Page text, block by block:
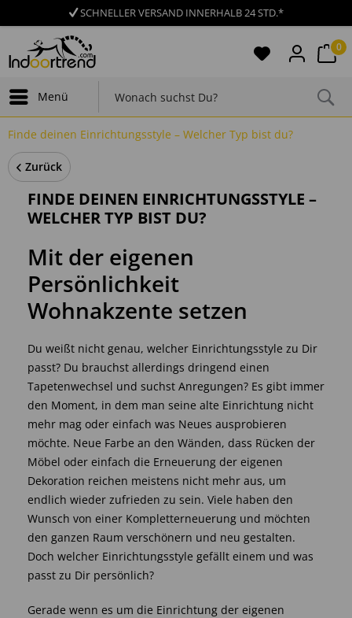
SCHNELLER VERSAND INNERHALB 24 STD.*
Menü
0
Finde deinen Einrichtungsstyle – Welcher Typ bist du?
Zurück
FINDE DEINEN EINRICHTUNGSSTYLE –
WELCHER TYP BIST DU?
Mit der eigenen
Persönlichkeit
Wohnakzente setzen
Du weißt nicht genau, welcher Einrichtungsstyle zu Dir
passt? Du brauchst allerdings dringend einen
Tapetenwechsel und suchst Anregungen? Es gibt immer
den Moment, in dem man seine alte Einrichtung nicht
mehr mag oder einfach was Neues ausprobieren
möchte. Neue Farbe an den Wänden, dass Rücken der
Möbel oder einfach die Erneuerung der eigenen
Dekoration reichen meistens nicht mehr aus, um
endlich wieder zufrieden zu sein. Viele haben den
Wunsch von einer Kompletterneuerung und möchten
den ganzen Raum verschönern und neu gestalten.
Doch welcher Einrichtungsstyle gefällt einem und was
passt zu Dir persönlich?
Gerade wenn es um die Einrichtung der eigenen